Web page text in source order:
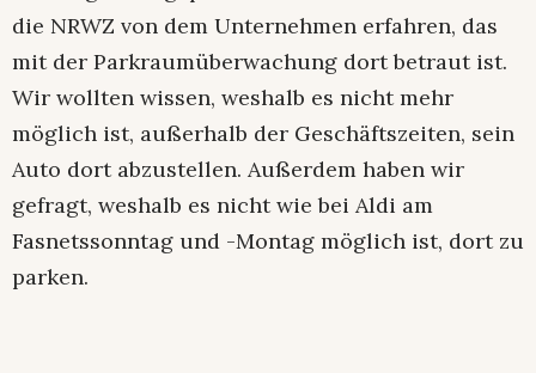
die NRWZ von dem Unternehmen erfahren, das
mit der Parkraumüberwachung dort betraut ist.
Wir wollten wissen, weshalb es nicht mehr
möglich ist, außerhalb der Geschäftszeiten, sein
Auto dort abzustellen. Außerdem haben wir
gefragt, weshalb es nicht wie bei Aldi am
Fasnetssonntag und -Montag möglich ist, dort zu
parken.